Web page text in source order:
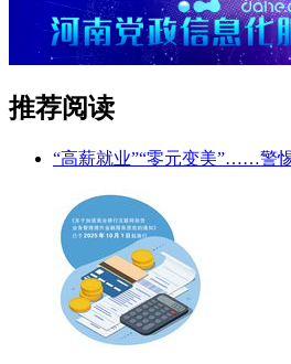
推荐阅读
“高薪就业”“零元变美”……警